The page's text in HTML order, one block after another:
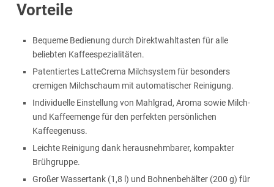
Vorteile
Bequeme Bedienung durch Direktwahltasten für alle
beliebten Kaffeespezialitäten.
Patentiertes LatteCrema Milchsystem für besonders
cremigen Milchschaum mit automatischer Reinigung.
Individuelle Einstellung von Mahlgrad, Aroma sowie Milch-
und Kaffeemenge für den perfekten persönlichen
Kaffeegenuss.
Leichte Reinigung dank herausnehmbarer, kompakter
Brühgruppe.
Großer Wassertank (1,8 l) und Bohnenbehälter (200 g) für